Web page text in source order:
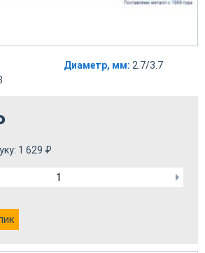
Диаметр, мм: 2.7/3.7
1 629 ₽